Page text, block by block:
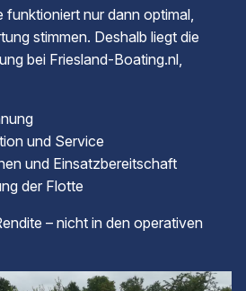
funktioniert nur dann optimal,
stimmen. Deshalb liegt die
bei Friesland-Boating.nl,
und Service
und Einsatzbereitschaft
der Flotte
– nicht in den operativen